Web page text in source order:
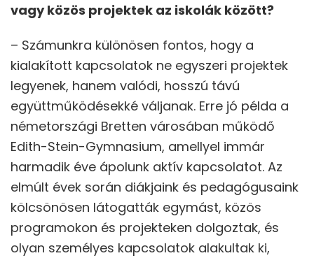
vagy közös projektek az iskolák között?
– Számunkra különösen fontos, hogy a
kialakított kapcsolatok ne egyszeri projektek
legyenek, hanem valódi, hosszú távú
együttműködésekké váljanak. Erre jó példa a
németországi Bretten városában működő
Edith-Stein-Gymnasium, amellyel immár
harmadik éve ápolunk aktív kapcsolatot. Az
elmúlt évek során diákjaink és pedagógusaink
kölcsönösen látogatták egymást, közös
programokon és projekteken dolgoztak, és
olyan személyes kapcsolatok alakultak ki,